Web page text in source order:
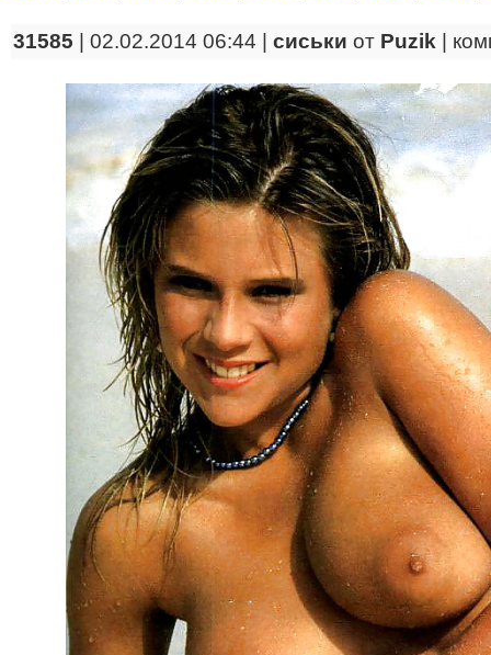
31585 | 02.02.2014 06:44 | сиськи от Puzik